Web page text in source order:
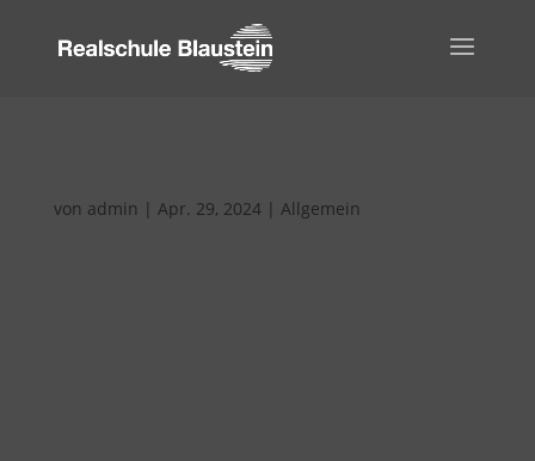
von admin | Apr. 29, 2024| Allgemein